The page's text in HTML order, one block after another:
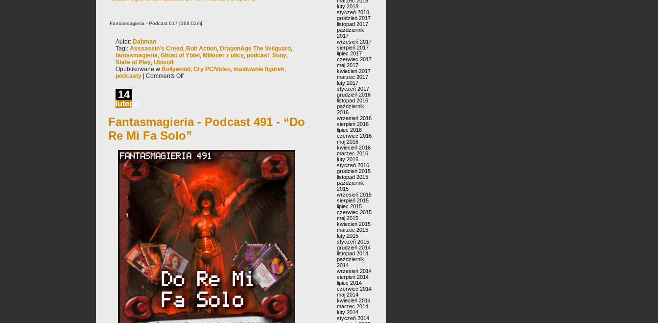
Fantasmagieria - Podcast 617 [168:02m]:
Autor: Dahman
Tagi: Asssassin's Creed , Bolt Action, DragonAge The Veilguard ,
fantasmagieria, Ghost of Yōtei, Milioner z ulicy, podcast, Sony,
State of Play, Ubisoft
Opublikowane w Bollywood , Gry PC/Video, malowanie figurek,
podcasty
Comments Off
14
lutego
Fantasmagieria - Podcast 491 - “Do
Re Mi Fa Solo”
luty 2018
styczeń 2018
grudzień 2017
listopad 2017
październik
2017
wrzesień 2017
sierpień 2017
lipiec 2017
czerwiec 2017
maj 2017
kwiecień 2017
marzec 2017
luty 2017
styczeń 2017
grudzień 2016
listopad 2016
październik
2016
wrzesień 2016
sierpień 2016
lipiec 2016
czerwiec 2016
maj 2016
kwiecień 2016
marzec 2016
luty 2016
styczeń 2016
grudzień 2015
listopad 2015
październik
2015
wrzesień 2015
sierpień 2015
lipiec 2015
czerwiec 2015
maj 2015
kwiecień 2015
marzec 2015
luty 2015
styczeń 2015
grudzień 2014
listopad 2014
październik
2014
wrzesień 2014
sierpień 2014
lipiec 2014
czerwiec 2014
maj 2014
kwiecień 2014
marzec 2014
luty 2014
styczeń 2014